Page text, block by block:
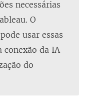
necessárias
O
usar essas
conexão da IA
do